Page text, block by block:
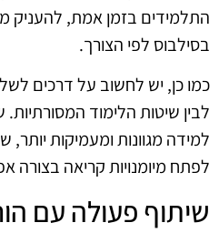
התלמידים בזמן אמת, להעניק
בסילבוס לפי הצורך.
כמו כן, יש לחשוב על דרכים
לבין שיטות הלימוד המסורתיות.
למידה מגוונות ומעמיקות יותר,
לפתח מיומנויות קריאה בצורה
שיתוף פעולה עם